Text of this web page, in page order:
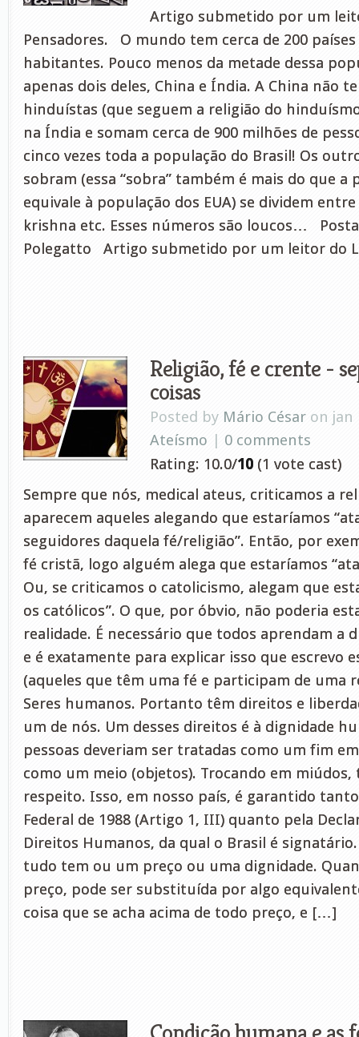
Artigo submetido por um
Pensadores. O mundo tem cerca de 200
habitantes. Pouco menos da metade dessa
apenas dois deles, China e Índia. A China não
hinduístas (que seguem a religião do
na Índia e somam cerca de 900 milhões de
cinco vezes toda a população do Brasil! Os
sobram (essa “sobra” também é mais do que a
equivale à população dos EUA) se dividem
krishna etc. Esses números são loucos…
Polegatto Artigo submetido por um leitor do
Religião, fé e crente -
coisas
Posted by Mário César on jan
Ateísmo | 0 comments
Rating: 10.0/10 (1 vote cast)
Sempre que nós, medical ateus, criticamos a
aparecem aqueles alegando que estaríamos
seguidores daquela fé/religião”. Então, por
fé cristã, logo alguém alega que estaríamos
Ou, se criticamos o catolicismo, alegam que
os católicos”. O que, por óbvio, não poderia
realidade. É necessário que todos aprendam a
e é exatamente para explicar isso que escrevo
(aqueles que têm uma fé e participam de uma
Seres humanos. Portanto têm direitos e
um de nós. Um desses direitos é à dignidade
pessoas deveriam ser tratadas como um fim
como um meio (objetos). Trocando em miúdos,
respeito. Isso, em nosso país, é garantido
Federal de 1988 (Artigo 1, III) quanto pela
Direitos Humanos, da qual o Brasil é
tudo tem ou um preço ou uma dignidade.
preço, pode ser substituída por algo
coisa que se acha acima de todo preço, e […]